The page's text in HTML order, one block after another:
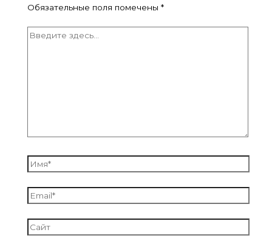
Обязательные поля помечены *
Введите
Имя*
Email*
Сайт